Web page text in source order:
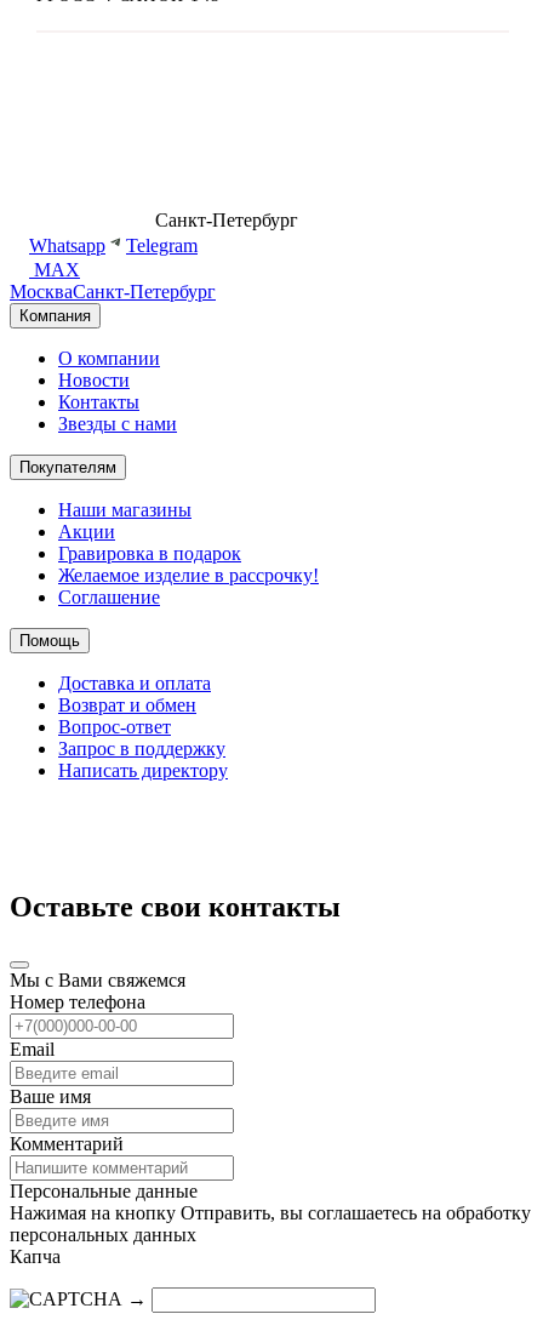
Санкт-Петербург
Whatsapp
Telegram
MAX
МоскваСанкт-Петербург
Компания
О компании
Новости
Контакты
Звезды с нами
Покупателям
Наши магазины
Акции
Гравировка в подарок
Желаемое изделие в рассрочку!
Соглашение
Помощь
Доставка и оплата
Возврат и обмен
Вопрос-ответ
Запрос в поддержку
Написать директору
Оставьте свои контакты
Мы с Вами свяжемся
Номер телефона
Email
Ваше имя
Комментарий
Персональные данные
Нажимая на кнопку Отправить, вы соглашаетесь на обработку
персональных данных
Капча
→